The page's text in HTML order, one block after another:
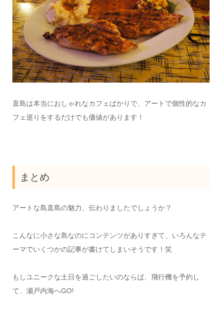
直島は本当におしゃれなカフェばかりで、アートで個性的なカ
フェ巡りをするだけでも価値があります！
まとめ
アートな島直島の魅力、伝わりましたでしょうか？
こんなに小さな島なのにコンテンツがありすぎて、いろんなテ
ーマでいくつかの記事が書けてしまいそうです！笑
もしユニークな土日を過ごしたいのならば、飛行機を予約し
て、瀬戸内海へGO!